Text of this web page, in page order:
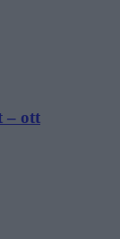
– ott